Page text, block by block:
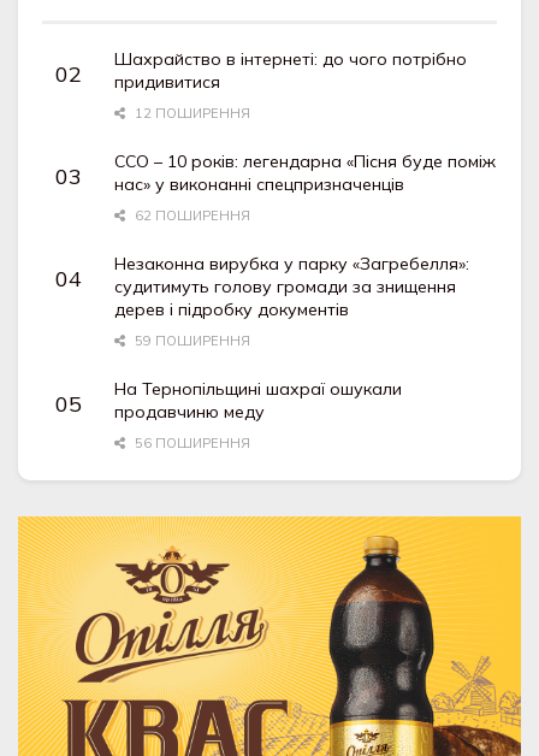
Шахрайство в інтернеті: до чого потрібно
придивитися
12 ПОШИРЕННЯ
ССО – 10 років: легендарна «Пісня буде поміж
нас» у виконанні спецпризначенців
62 ПОШИРЕННЯ
Незаконна вирубка у парку «Загребелля»:
судитимуть голову громади за знищення
дерев і підробку документів
59 ПОШИРЕННЯ
На Тернопільщині шахраї ошукали
продавчиню меду
56 ПОШИРЕННЯ